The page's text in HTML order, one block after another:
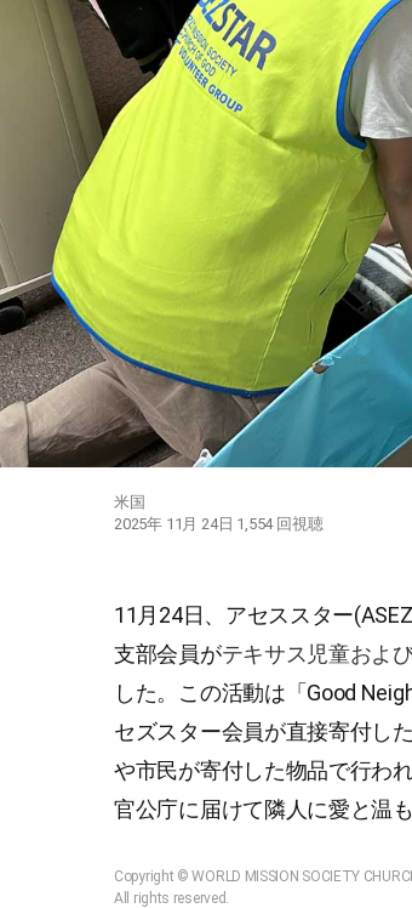
米国
2025年 11月 24日 1,554 回視聴
11月24日、アセススター
支部会員がテキサス児童およ
した。この活動は「Good
セズスター会員が直接寄付し
や市民が寄付した物品で行わ
官公庁に届けて隣人に愛と温
Copyright © WORLD MISSION SOCIETY
All rights reserved.